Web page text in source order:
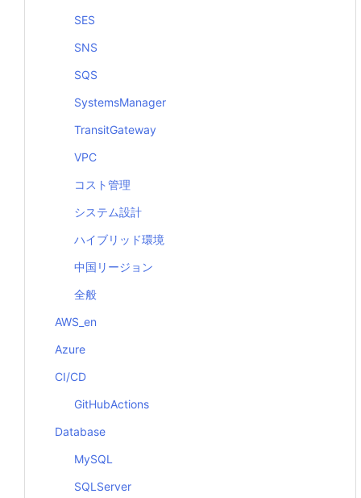
SES
SNS
SQS
SystemsManager
TransitGateway
VPC
コスト管理
システム設計
ハイブリッド環境
中国リージョン
全般
AWS_en
Azure
CI/CD
GitHubActions
Database
MySQL
SQLServer